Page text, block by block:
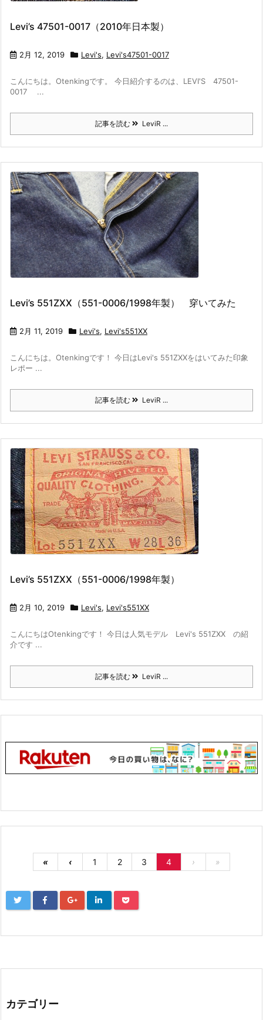
Levi’s 47501-0017（2010年日本製）
2月 12, 2019 Levi's, Levi's47501-0017
こんにちは。Otenkingです。 今日紹介するのは、LEVI'S 47501-
0017 ...
記事を読む LeviR ...
Levi’s 551ZXX（551-0006/1998年製） 穿いてみた
2月 11, 2019 Levi's, Levi's551XX
こんにちは。Otenkingです！ 今日はLevi's 551ZXXをはいてみた印象
レポー ...
記事を読む LeviR ...
Levi’s 551ZXX（551-0006/1998年製）
2月 10, 2019 Levi's, Levi's551XX
こんにちはOtenkingです！ 今日は人気モデル Levi's 551ZXX の紹
介です ...
記事を読む LeviR ...
« ‹ 1 2 3 4 › »
カテゴリー